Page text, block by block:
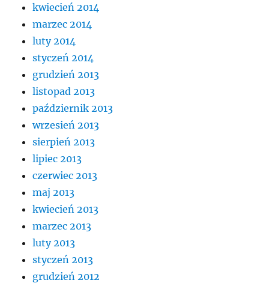
kwiecień 2014
marzec 2014
luty 2014
styczeń 2014
grudzień 2013
listopad 2013
październik 2013
wrzesień 2013
sierpień 2013
lipiec 2013
czerwiec 2013
maj 2013
kwiecień 2013
marzec 2013
luty 2013
styczeń 2013
grudzień 2012